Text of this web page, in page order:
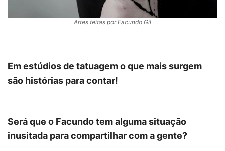
Artes feitas por Facundo Gil
Em estúdios de tatuagem o que mais surgem
são histórias para contar!
Será que o Facundo tem alguma situação
inusitada para compartilhar com a gente?